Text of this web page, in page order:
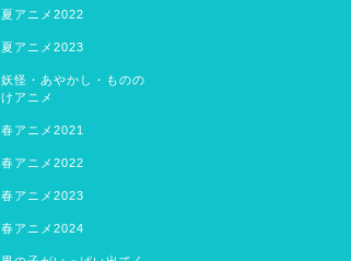
夏アニメ2022
夏アニメ2023
妖怪・あやかし・ものの
けアニメ
春アニメ2021
春アニメ2022
春アニメ2023
春アニメ2024